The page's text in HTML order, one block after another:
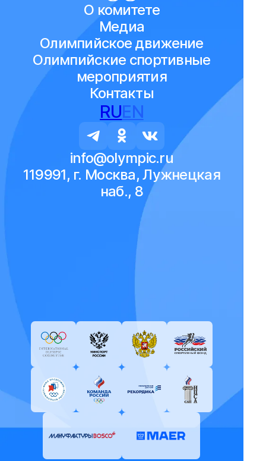
О комитете
Медиа
Олимпийское движение
Олимпийские спортивные
мероприятия
Контакты
RUEN
info@olympic.ru
119991, г. Москва, Лужнецкая
наб., 8